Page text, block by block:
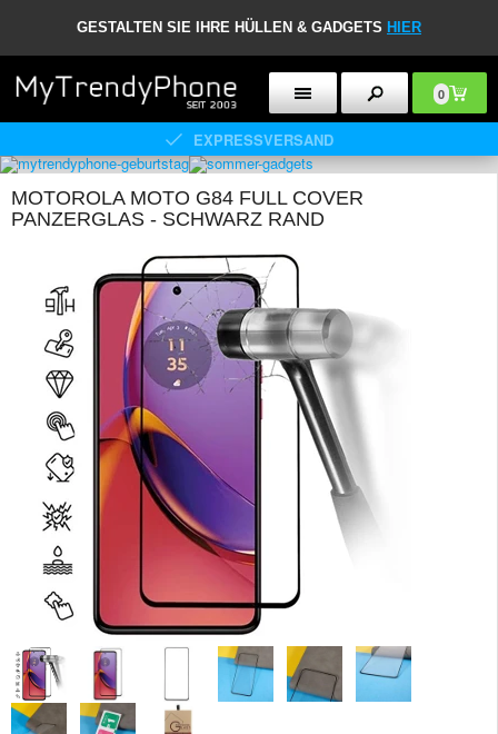
GESTALTEN SIE IHRE HÜLLEN & GADGETS HIER
0
EXPRESSVERSAND
MOTOROLA MOTO G84 FULL COVER
PANZERGLAS - SCHWARZ RAND